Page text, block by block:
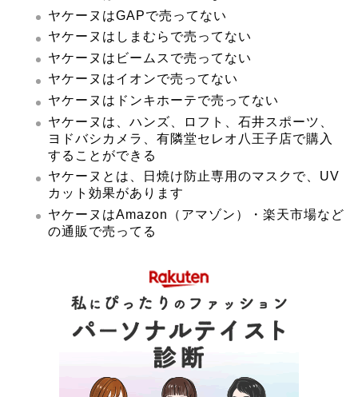
ヤケーヌはGAPで売ってない
ヤケーヌはしまむらで売ってない
ヤケーヌはビームスで売ってない
ヤケーヌはイオンで売ってない
ヤケーヌはドンキホーテで売ってない
ヤケーヌは、ハンズ、ロフト、石井スポーツ、
ヨドバシカメラ、有隣堂セレオ八王子店で購入
することができる
ヤケーヌとは、日焼け防止専用のマスクで、UV
カット効果があります
ヤケーヌはAmazon（アマゾン）・楽天市場など
の通販で売ってる